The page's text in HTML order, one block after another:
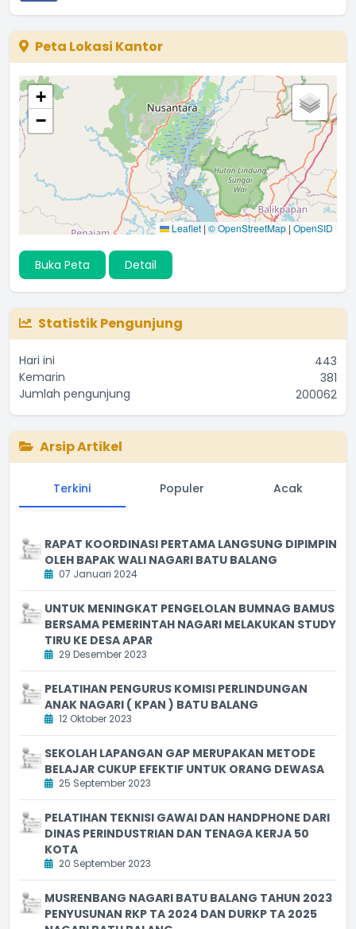
Peta Lokasi Kantor
+
−
Leaflet | © OpenStreetMap| OpenSID
Buka Peta Detail
Statistik Pengunjung
Hari ini
443
Kemarin
381
Jumlah pengunjung
200062
Arsip Artikel
Terkini Populer Acak
RAPAT KOORDINASI PERTAMA LANGSUNG DIPIMPIN
OLEH BAPAK WALI NAGARI BATU BALANG
07 Januari 2024
UNTUK MENINGKAT PENGELOLAN BUMNAG BAMUS
BERSAMA PEMERINTAH NAGARI MELAKUKAN STUDY
TIRU KE DESA APAR
29 Desember 2023
PELATIHAN PENGURUS KOMISI PERLINDUNGAN
ANAK NAGARI ( KPAN ) BATU BALANG
12 Oktober 2023
SEKOLAH LAPANGAN GAP MERUPAKAN METODE
BELAJAR CUKUP EFEKTIF UNTUK ORANG DEWASA
25 September 2023
PELATIHAN TEKNISI GAWAI DAN HANDPHONE DARI
DINAS PERINDUSTRIAN DAN TENAGA KERJA 50
KOTA
20 September 2023
MUSRENBANG NAGARI BATU BALANG TAHUN 2023
PENYUSUNAN RKP TA 2024 DAN DURKP TA 2025